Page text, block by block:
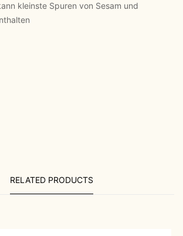
kleinste Spuren von Sesam und
RELATED PRODUCTS